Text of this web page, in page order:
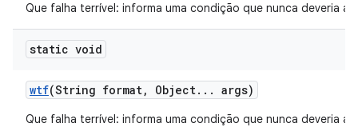
Que falha terrível: informa uma condição que nunca deveria
static void
wtf(String format, Object. . . args)
Que falha terrível: informa uma condição que nunca deveria